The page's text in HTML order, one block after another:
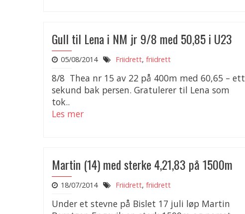
Gull til Lena i NM jr 9/8 med 50,85 i U23
05/08/2014 Friidrett, friidrett
8/8 Thea nr 15 av 22 på 400m med 60,65 – ett
sekund bak persen. Gratulerer til Lena som
tok..
Les mer
Martin (14) med sterke 4,21,83 på 1500m
18/07/2014 Friidrett, friidrett
Under et stevne på Bislet 17 juli løp Martin